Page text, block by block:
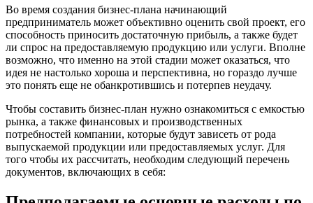
Во время создания бизнес-плана начинающий
предприниматель может объективно оценить свой проект, его
способность приносить достаточную прибыль, а также будет
ли спрос на предоставляемую продукцию или услуги. Вполне
возможно, что именно на этой стадии может оказаться, что
идея не настолько хороша и перспективна, но гораздо лучше
это понять еще не обанкротившись и потерпев неудачу.
Чтобы составить бизнес-план нужно ознакомиться с емкостью
рынка, а также финансовых и производственных
потребностей компании, которые будут зависеть от рода
выпускаемой продукции или предоставляемых услуг. Для
того чтобы их рассчитать, необходим следующий перечень
документов, включающих в себя: